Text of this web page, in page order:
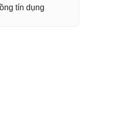
tín dụng